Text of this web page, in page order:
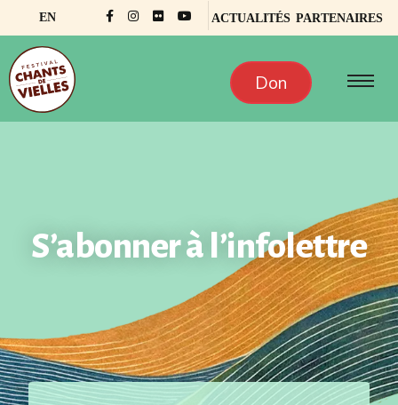
ACTUALITÉS PARTENAIRES
EN
Don
S’abonner à l’infolettre